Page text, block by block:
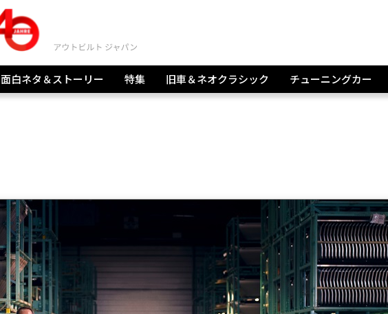
面白ネタ＆ストーリー 特集 旧車＆ネオクラシック チューニングカー